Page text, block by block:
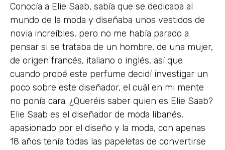
Conocía a Elie Saab, sabía que se dedicaba al
mundo de la moda y diseñaba unos vestidos de
novia increíbles, pero no me había parado a
pensar si se trataba de un hombre, de una mujer,
de origen francés, italiano o inglés, así que
cuando probé este perfume decidí investigar un
poco sobre este diseñador, el cuál en mi mente
no ponía cara. ¿Queréis saber quien es Elie Saab?
Elie Saab es el diseñador de moda libanés,
apasionado por el diseño y la moda, con apenas
18 años tenía todas las papeletas de convertirse